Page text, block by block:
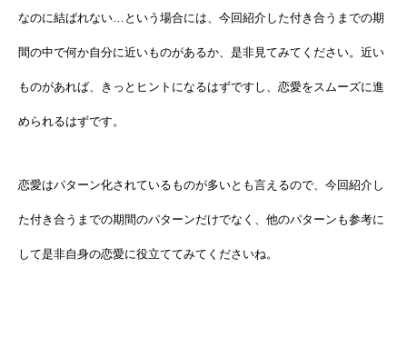
なのに結ばれない…という場合には、今回紹介した付き合うまでの期
間の中で何か自分に近いものがあるか、是非見てみてください。近い
ものがあれば、きっとヒントになるはずですし、恋愛をスムーズに進
められるはずです。
恋愛はパターン化されているものが多いとも言えるので、今回紹介し
た付き合うまでの期間のパターンだけでなく、他のパターンも参考に
して是非自身の恋愛に役立ててみてくださいね。